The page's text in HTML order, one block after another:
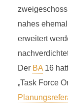
nahes
erweitert
Der BA16
„Task Force